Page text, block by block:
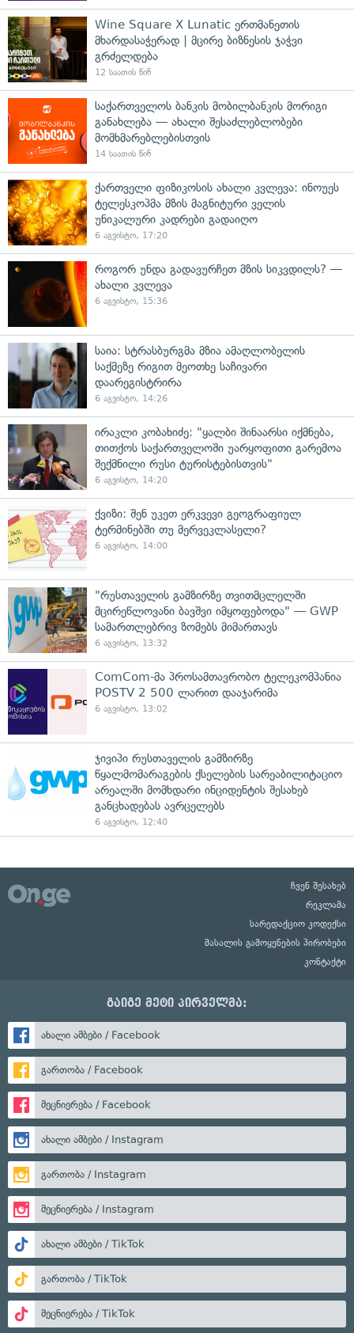
Wine Square X Lunatic ერთმანეთის
მხარდასაჭერად | მცირე ბიზნესის ჯაჭვი
გრძელდება
12 საათის წინ
საქართველოს ბანკის მობილბანკის მორიგი
განახლება — ახალი შესაძლებლობები
მომხმარებლებისთვის
14 საათის წინ
ქართველი ფიზიკოსის ახალი კვლევა: ინოუეს
ტელესკოპმა მზის მაგნიტური ველის
უნიკალური კადრები გადაიღო
6 აგვისტო, 17:20
როგორ უნდა გადავურჩეთ მზის სიკვდილს? —
ახალი კვლევა
6 აგვისტო, 15:36
საია: სტრასბურგმა მზია ამაღლობელის
საქმეზე რიგით მეოთხე საჩივარი
დაარეგისტრირა
6 აგვისტო, 14:26
ირაკლი კობახიძე: "ყალბი შინაარსი იქმნება,
თითქოს საქართველოში უარყოფითი გარემოა
შექმნილი რუსი ტურისტებისთვის"
6 აგვისტო, 14:20
ქვიზი: შენ უკეთ ერკვევი გეოგრაფიულ
ტერმინებში თუ მერვეკლასელი?
6 აგვისტო, 14:00
"რუსთაველის გამზირზე თვითმცლელში
მცირეწლოვანი ბავშვი იმყოფებოდა" — GWP
სამართლებრივ ზომებს მიმართავს
6 აგვისტო, 13:32
ComCom-მა პროსამთავრობო ტელეკომპანია
POSTV 2 500 ლარით დააჯარიმა
6 აგვისტო, 13:02
ჯივიპი რუსთაველის გამზირზე
წყალმომარაგების ქსელების სარეაბილიტაციო
არეალში მომხდარი ინციდენტის შესახებ
განცხადებას ავრცელებს
6 აგვისტო, 12:40
ჩვენ შესახებ
რეკლამა
სარედაქციო კოდექსი
მასალის გამოყენების პირობები
კონტაქტი
გაიგე მეტი პირველმა:
ახალი ამბები / Facebook
გართობა / Facebook
მეცნიერება / Facebook
ახალი ამბები / Instagram
გართობა / Instagram
მეცნიერება / Instagram
ახალი ამბები / TikTok
გართობა / TikTok
მეცნიერება / TikTok